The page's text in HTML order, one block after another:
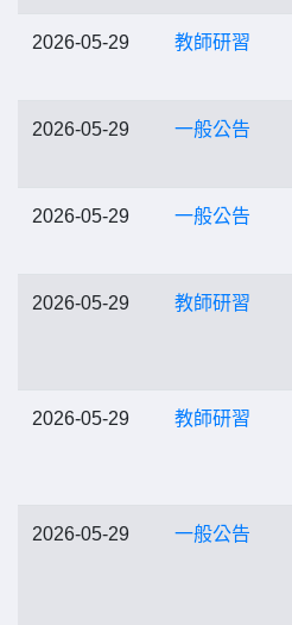
2026-05-29 教師研習
2026-05-29 一般公告
2026-05-29 一般公告
2026-05-29 教師研習
2026-05-29 教師研習
2026-05-29 一般公告